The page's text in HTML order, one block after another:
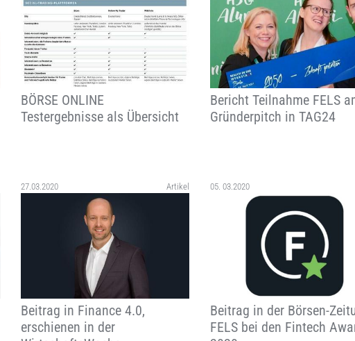
BÖRSE ONLINE
Testergebnisse als Übersicht
Bericht Teilnahme FELS
Gründerpitch in TAG24
27.03.2020 Artikel
Beitrag in Finance 4.0,
erschienen in der
05. 03.2020
Beitrag in der Börsen-
FELS bei den Fintech